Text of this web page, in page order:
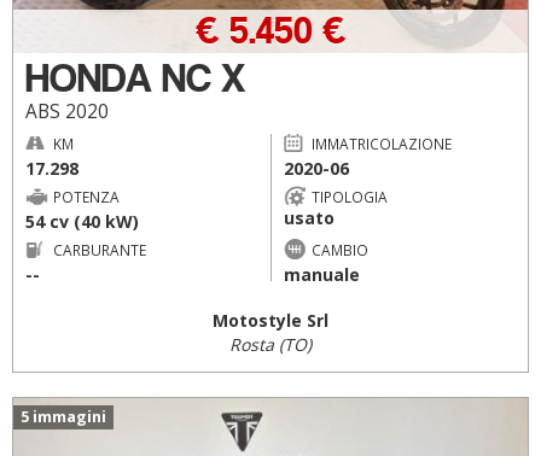
HONDA NC X
ABS 2020
€ 5.450 €
KM
17.298
IMMATRICOLAZIONE
2020-06
POTENZA
54 cv (40 kW)
TIPOLOGIA
usato
CARBURANTE
--
CAMBIO
manuale
Motostyle Srl
Rosta (TO)
5 immagini